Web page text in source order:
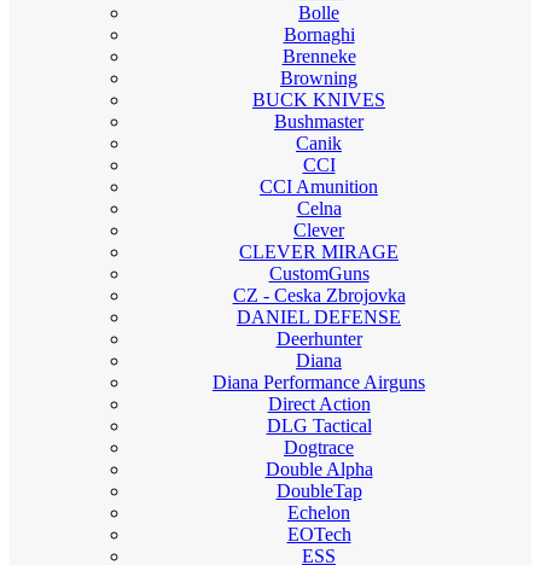
Bolle
Bornaghi
Brenneke
Browning
BUCK KNIVES
Bushmaster
Canik
CCI
CCI Amunition
Celna
Clever
CLEVER MIRAGE
CustomGuns
CZ - Ceska Zbrojovka
DANIEL DEFENSE
Deerhunter
Diana
Diana Performance Airguns
Direct Action
DLG Tactical
Dogtrace
Double Alpha
DoubleTap
Echelon
EOTech
ESS